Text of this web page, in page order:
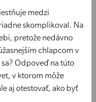
medzi
skomplikoval. Na
pretože nedávno
chlapcom v
Odpoveď na túto
v ktorom môže
aj otestovať, ako byť